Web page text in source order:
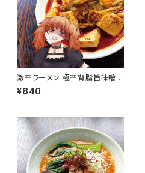
激辛ラーメン 極辛背脂旨味噌タ
ンメン 辛杉家の憂鬱2nd 辛す
ぎInspire極-GOKU- 生麺 濃
注意
¥840